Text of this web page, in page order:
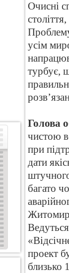
Очисні
усім
турбує,
Голова
чистою
при
дати
багато
проект
близько